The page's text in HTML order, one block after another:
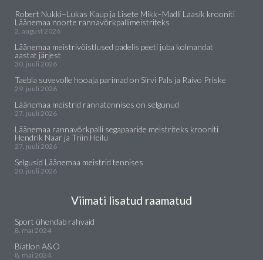
Robert Nukki–Lukas Kaup ja Lisete Mikk–Madli Laasik krooniti
Läänemaa noorte rannavõrkpallimeistriteks
2. august 2026
Läänemaa meistrivõistlused padelis peeti juba kolmandat
aastat järjest
30. juuli 2026
Taebla suvevolle hooaja parimad on Sirvi Pals ja Raivo Priske
29. juuli 2026
Läänemaa meistrid rannatennises on selgunud
27. juuli 2026
Läänemaa rannavõrkpalli segapaaride meistriteks krooniti
Hendrik Naar ja Triin Heilu
27. juuli 2026
Selgusid Läänemaa meistrid tennises
20. juuli 2026
Viimati lisatud raamatud
Sport ühendab rahvaid
8. mai 2024
Biatlon A&O
8. mai 2024